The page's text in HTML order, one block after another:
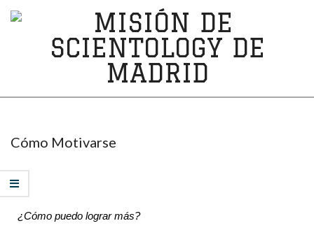
MISIÓN
SCIENTOLOGY
DE
MADRID
Cómo Motivarse
¿Cómo puedo lograr más?